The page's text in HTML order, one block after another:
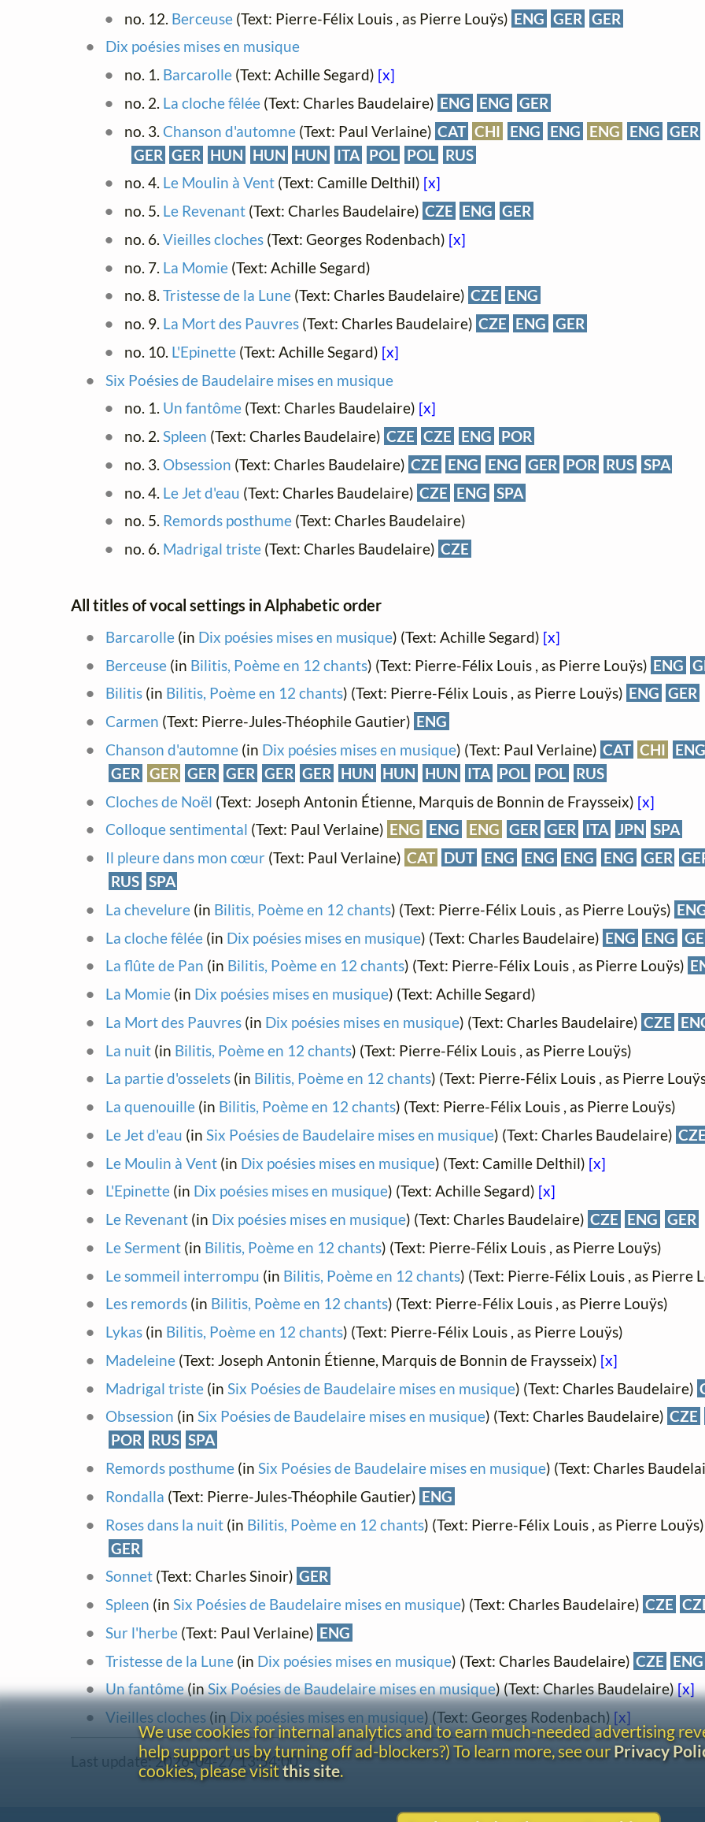
no. 12. Berceuse(Text: Pierre-Félix Louis , as Pierre Louÿs) ENG GER GER
Dix poésies mises en musique
no. 1. Barcarolle(Text: Achille Segard) [x]
no. 2. La cloche fêlée(Text: Charles Baudelaire) ENG ENG GER
no. 3. Chanson d'automne(Text: Paul Verlaine) CAT CHI ENG ENG ENG ENG GER
GER GER HUN HUN HUN ITA POL POL
RUS
no. 4. Le Moulin à Vent(Text: Camille Delthil) [x]
no. 5. Le Revenant(Text: Charles Baudelaire) CZE ENG GER
no. 6. Vieilles cloches(Text: Georges Rodenbach) [x]
no. 7. La Momie(Text: Achille Segard)
no. 8. Tristesse de la Lune(Text: Charles Baudelaire) CZE ENG
no. 9. La Mort des Pauvres(Text: Charles Baudelaire) CZE ENG GER
no. 10. L'Epinette(Text: Achille Segard) [x]
Six Poésies de Baudelaire mises en musique
no. 1. Un fantôme(Text: Charles Baudelaire) [x]
no. 2. Spleen (Text: Charles Baudelaire) CZE CZE ENG
POR
no. 3. Obsession (Text: Charles Baudelaire) CZE ENG ENG GER POR RUS SPA
no. 4. Le Jet d'eau (Text: Charles Baudelaire) CZE ENG
SPA
no. 5. Remords posthume(Text: Charles Baudelaire)
no. 6. Madrigal triste(Text: Charles Baudelaire) CZE
All titles of vocal settings in Alphabetic order
Barcarolle(in Dix poésies mises en musique) (Text: Achille Segard) [x]
Berceuse(in Bilitis, Poème en 12 chants) (Text: Pierre-Félix Louis , as Pierre Louÿs) ENG
Bilitis(in Bilitis, Poème en 12 chants) (Text: Pierre-Félix Louis , as Pierre Louÿs) ENG GER
Carmen (Text: Pierre-Jules-Théophile Gautier) ENG
Chanson d'automne(in Dix poésies mises en musique) (Text: Paul Verlaine) CAT CHI
ENG
GER GER GER GER GER GER HUN HUN HUN ITA POL POL RUS
Cloches de Noël (Text: Joseph Antonin Étienne, Marquis de Bonnin de Fraysseix) [x]
Colloque sentimental (Text: Paul Verlaine) ENG ENG ENG GER GER ITA JPN SPA
Il pleure dans mon cœur (Text: Paul Verlaine) CAT DUT ENG ENG ENG ENG GER
RUS SPA
La chevelure(in Bilitis, Poème en 12 chants) (Text: Pierre-Félix Louis , as Pierre Louÿs)
La cloche fêlée(in Dix poésies mises en musique) (Text: Charles Baudelaire) ENG ENG
La flûte de Pan (in Bilitis, Poème en 12 chants) (Text: Pierre-Félix Louis , as Pierre Louÿs)
La Momie(in Dix poésies mises en musique) (Text: Achille Segard)
La Mort des Pauvres(in Dix poésies mises en musique) (Text: Charles Baudelaire) CZE
La nuit(in Bilitis, Poème en 12 chants) (Text: Pierre-Félix Louis , as Pierre Louÿs)
La partie d'osselets(in Bilitis, Poème en 12 chants) (Text: Pierre-Félix Louis , as Pierre
La quenouille(in Bilitis, Poème en 12 chants) (Text: Pierre-Félix Louis , as Pierre Louÿs)
Le Jet d'eau (in Six Poésies de Baudelaire mises en musique) (Text: Charles Baudelaire)
Le Moulin à Vent(in Dix poésies mises en musique) (Text: Camille Delthil) [x]
L'Epinette(in Dix poésies mises en musique) (Text: Achille Segard) [x]
Le Revenant(in Dix poésies mises en musique) (Text: Charles Baudelaire) CZE ENG GER
Le Serment(in Bilitis, Poème en 12 chants) (Text: Pierre-Félix Louis , as Pierre Louÿs)
Le sommeil interrompu (in Bilitis, Poème en 12 chants) (Text: Pierre-Félix Louis , as Pierre
Les remords(in Bilitis, Poème en 12 chants) (Text: Pierre-Félix Louis , as Pierre Louÿs)
Lykas(in Bilitis, Poème en 12 chants) (Text: Pierre-Félix Louis , as Pierre Louÿs)
Madeleine(Text: Joseph Antonin Étienne, Marquis de Bonnin de Fraysseix) [x]
Madrigal triste(in Six Poésies de Baudelaire mises en musique) (Text: Charles Baudelaire)
Obsession (in Six Poésies de Baudelaire mises en musique) (Text: Charles Baudelaire) CZE
POR RUS SPA
Remords posthume(in Six Poésies de Baudelaire mises en musique) (Text: Charles
Rondalla (Text: Pierre-Jules-Théophile Gautier) ENG
Roses dans la nuit (in Bilitis, Poème en 12 chants) (Text: Pierre-Félix Louis , as Pierre
GER
Sonnet(Text: Charles Sinoir) GER
Spleen (in Six Poésies de Baudelaire mises en musique) (Text: Charles Baudelaire) CZE
Sur l'herbe(Text: Paul Verlaine) ENG
Tristesse de la Lune(in Dix poésies mises en musique) (Text: Charles Baudelaire) CZE ENG
Un fantôme(inSix Poésies de Baudelaire mises en musique) (Text: Charles Baudelaire)[x]
Vieilles cloches(in Dix poésies mises en musique) (Text: Georges Rodenbach) [x]
Last update: 2026-04-27 13:54:00
We use cookies for internal analytics and to earn much-needed advertising
help support us by turning off ad-blockers?) To learn more, see ourPrivacy
cookies, please visitthis site.